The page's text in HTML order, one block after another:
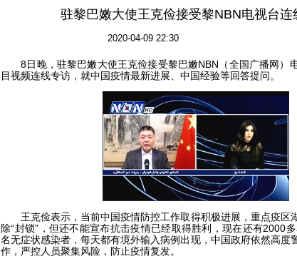
驻黎巴嫩大使王克俭接受黎NBN电视台连
2020-04-09 22:30
8日晚，驻黎巴嫩大使王克俭接受黎巴嫩NBN（全国广播网）
目视频连线专访，就中国疫情最新进展、中国经验等回答提问。
王克俭表示，当前中国疫情防控工作取得积极进展，重点疫区
除“封锁”，但还不能宣布抗击疫情已经取得胜利，现在还有2000
名无症状感染者，每天都有境外输入病例出现，中国政府依然高度
作，严控人员聚集风险，防止疫情复发。